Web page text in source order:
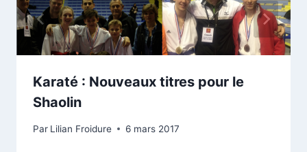
Karaté : Nouveaux titres pour le
Shaolin
Par Lilian Froidure 6 mars 2017